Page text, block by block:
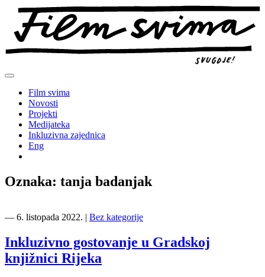
Preskoči
sadržaj
Film svima
Novosti
Projekti
Medijateka
Inkluzivna zajednica
Eng
Oznaka: tanja badanjak
― 6. listopada 2022. | Bez kategorije
Inkluzivno gostovanje u Gradskoj
knjižnici Rijeka